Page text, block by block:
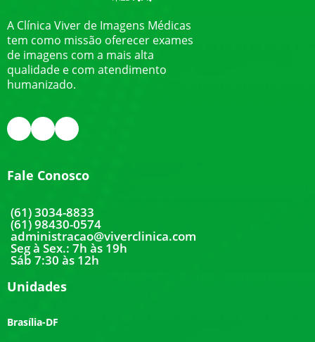
A Clínica Viver de Imagens Médicas
tem como missão oferecer exames
de imagens com a mais alta
qualidade e com atendimento
humanizado.
Fale Conosco
(61) 3034-8833
(61) 98430-0574
administracao@viverclinica.com
Seg à Sex.: 7h às 19h
Sáb 7:30 às 12h
Unidades
Brasília-DF